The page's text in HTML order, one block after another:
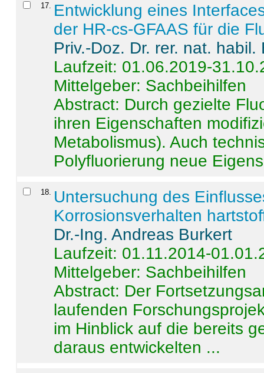
17
Entwicklung eines
der HR-cs-GFAAS für die
Priv.-Doz. Dr. rer. nat.
Laufzeit: 01.06.2019-
Mittelgeber: Sachbeihilfen
Abstract: Durch gezielte
ihren Eigenschaften
Metabolismus). Auch
Polyfluorierung neue
18
Untersuchung des
Korrosionsverhalten
Dr.-Ing. Andreas Burkert
Laufzeit: 01.11.2014-
Mittelgeber: Sachbeihilfen
Abstract: Der
laufenden
im Hinblick auf die bereits
daraus entwickelten ...